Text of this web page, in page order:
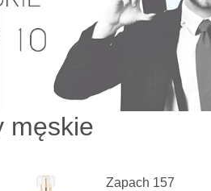
męskie
Zapach 157